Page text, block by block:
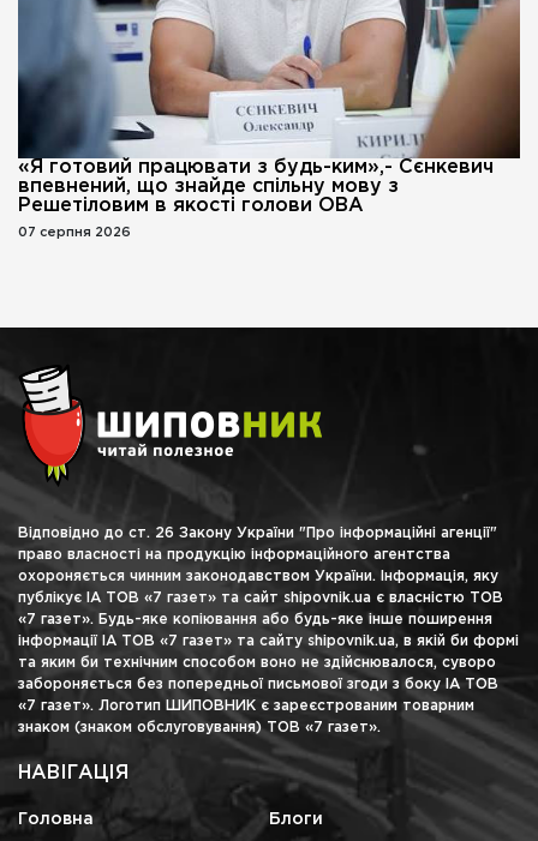
«Я готовий працювати з будь-ким»,- Сєнкевич
впевнений, що знайде спільну мову з
Решетіловим в якості голови ОВА
07 серпня 2026
Відповідно до ст. 26 Закону України "Про інформаційні агенції"
право власності на продукцію інформаційного агентства
охороняється чинним законодавством України. Інформація, яку
публікує ІА ТОВ «7 газет» та сайт shipovnik.ua є власністю ТОВ
«7 газет». Будь-яке копіювання або будь-яке інше поширення
інформації ІА ТОВ «7 газет» та сайту shipovnik.ua, в якій би формі
та яким би технічним способом воно не здійснювалося, суворо
забороняється без попередньої письмової згоди з боку ІА ТОВ
«7 газет». Логотип ШИПОВНИК є зареєстрованим товарним
знаком (знаком обслуговування) ТОВ «7 газет».
НАВІГАЦІЯ
Головна Блоги